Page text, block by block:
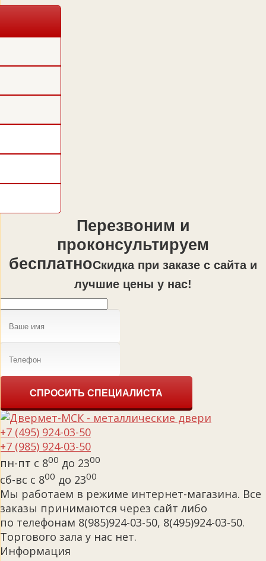
Перезвоним и
проконсультируем
бесплатноCкидка при заказе с сайта и
лучшие цены у нас!
СПРОСИТЬ СПЕЦИАЛИСТА
+7 (495) 924-03-50
+7 (985) 924-03-50
пн-пт с 800 до 2300
сб-вс с 800 до 2300
Мы работаем в режиме интернет-магазина. Все
заказы принимаются через сайт либо
по телефонам 8(985)924-03-50, 8(495)924-03-50.
Торгового зала у нас нет.
Информация